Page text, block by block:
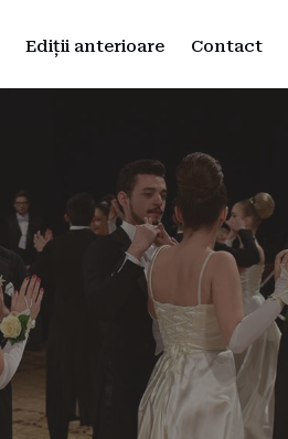
Ediții anterioare Contact